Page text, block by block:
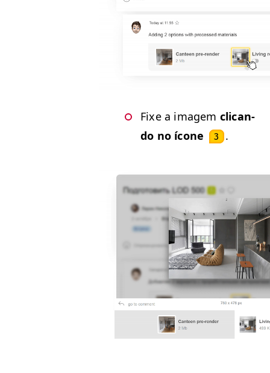
Fixe a imagem cli­can­
do no ícone
3 .